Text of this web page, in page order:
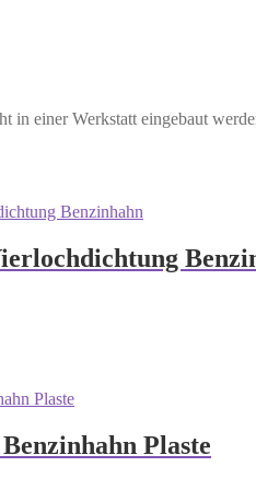
in einer Werkstatt eingebaut
Plaste